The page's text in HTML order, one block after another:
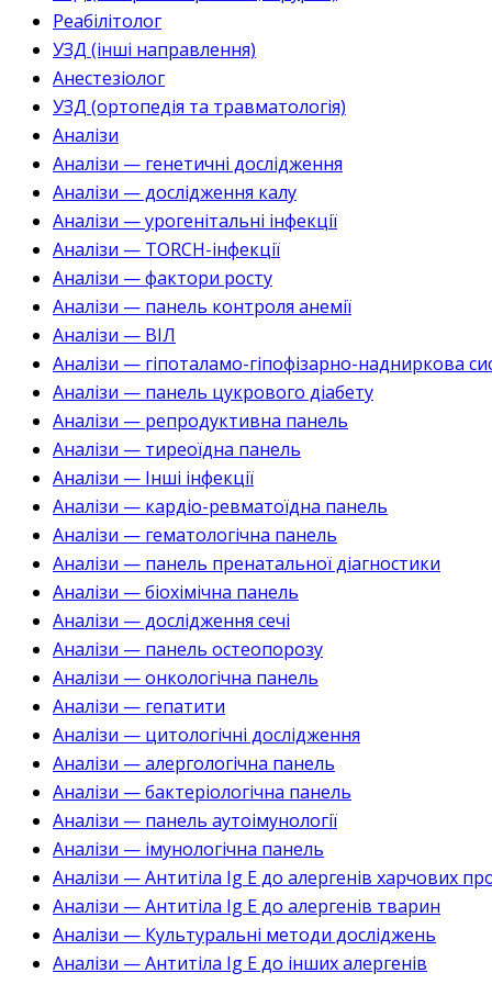
Реабілітолог
УЗД (інші направлення)
Анестезіолог
УЗД (ортопедія та травматологія)
Аналізи
Аналізи — генетичні дослідження
Аналізи — дослідження калу
Аналізи — урогенітальні інфекції
Аналізи — TORCH-інфекції
Аналізи — фактори росту
Аналізи — панель контроля анемії
Аналізи — ВІЛ
Аналізи — гіпоталамо-гіпофізарно-надниркова
Аналізи — панель цукрового діабету
Аналізи — репродуктивна панель
Аналізи — тиреоїдна панель
Аналізи — Інші інфекції
Аналізи — кардіо-ревматоїдна панель
Аналізи — гематологічна панель
Аналізи — панель пренатальної діагностики
Аналізи — біохімічна панель
Аналізи — дослідження сечі
Аналізи — панель остеопорозу
Аналізи — онкологічна панель
Аналізи — гепатити
Аналізи — цитологічні дослідження
Аналізи — алергологічна панель
Аналізи — бактеріологічна панель
Аналізи — панель аутоімунології
Аналізи — імунологічна панель
Аналізи — Антитіла Ig E до алергенів харчових
Аналізи — Антитіла Ig E до алергенів тварин
Аналізи — Культуральні методи досліджень
Аналізи — Антитіла Ig E до інших алергенів